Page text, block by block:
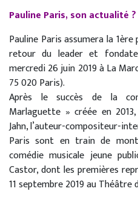
Pauline Paris, son actualité ?
Pauline Paris assumera la
retour du leader et
mercredi 26 juin 2019 à La
75 020 Paris).
Après le succès de la
Marlaguette » créée en
Jahn, l’auteur-compositeur-
Paris sont en train de
comédie musicale jeune
Castor, dont les premières
11 septembre 2019 au Théâtre